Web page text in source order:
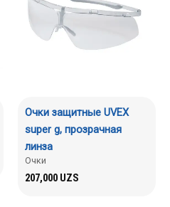
Очки защитные UVEX
super g, прозрачная
линза
Очки
207,000 UZS